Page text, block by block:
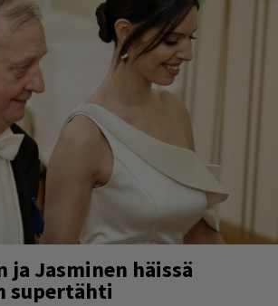
ja Jasminen häissä
supertähti